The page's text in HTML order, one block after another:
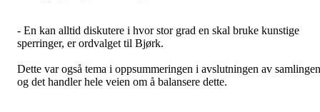
- En kan alltid diskutere i hvor stor grad en skal bruke kunstige
sperringer, er ordvalget til Bjørk.
Dette var også tema i oppsummeringen i avslutningen av
og det handler hele veien om å balansere dette.